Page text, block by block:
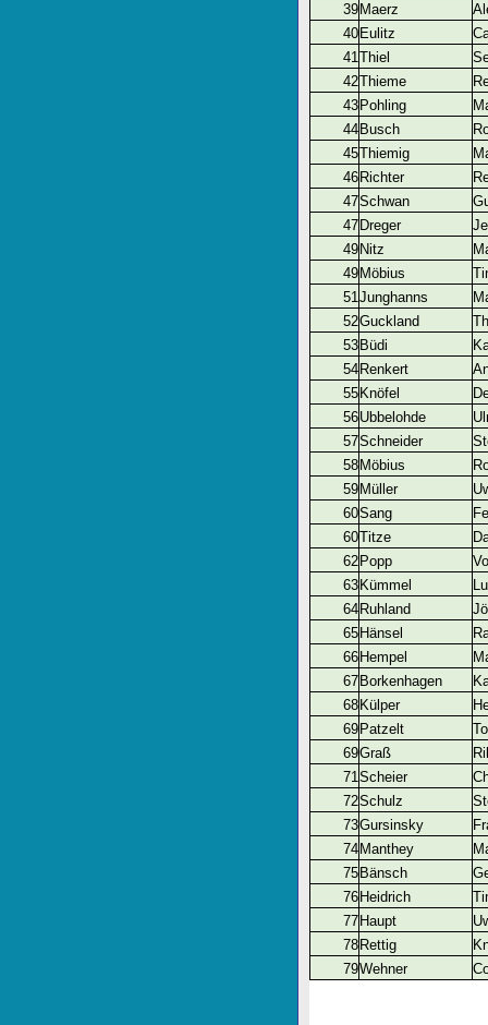
39 Maerz
40 Eulitz
41Thiel
42Thieme
43 Pohling
44 Busch
45Thiemig
46 Richter
47Schwan
47 Dreger
49 Nitz
49 Möbius
51Junghanns
52Guckland
53 Büdi
54 Renkert
55 Knöfel
56Ubbelohde
57Schneider
58 Möbius
59 Müller
60Sang
60Titze
62 Popp
63 Kümmel
64 Ruhland
65 Hänsel
66 Hempel
67 Borkenhagen
68 Külper
69 Patzelt
69Graß
71Scheier
72Schulz
73Gursinsky
74 Manthey
75 Bänsch
76 Heidrich
77 Haupt
78 Rettig
79Wehner